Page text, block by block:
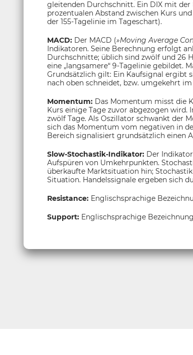
gleitenden Durchschnitt. Ein DIX mit
prozentualen Abstand zwischen Kurs
der 155-Tagelinie im Tageschart).
MACD: Der MACD (»Moving Average
Indikatoren. Seine Berechnung erfolgt
Durchschnitte; üblich sind zwölf und 26
eine „langsamere“ 9-Tagelinie gebildet.
Grundsätzlich gilt: Ein Kaufsignal ergibt
nach oben schneidet, bzw. umgekehrt im
Momentum: Das Momentum misst die
Kurs einige Tage zuvor abgezogen wird.
zwölf Tage. Als Oszillator schwankt der
sich das Momentum vom negativen in
Bereich signalisiert grundsätzlich einen
Slow-Stochastik-Indikator: Der
Aufspüren von Umkehrpunkten.
überkaufte Marktsituation hin;
Situation. Handelssignale ergeben sich
Resistance: Englischsprachige
Support: Englischsprachige